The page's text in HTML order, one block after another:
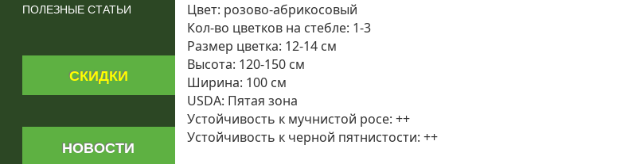
ПОЛЕЗНЫЕ СТАТЬИ
СКИДКИ
НОВОСТИ
Цвет: розово-абрикосовый
Кол-во цветков на стебле: 1-3
Размер цветка: 12-14 см
Высота: 120-150 см
Ширина: 100 см
USDA: Пятая зона
Устойчивость к мучнистой росе: ++
Устойчивость к черной пятнистости: ++